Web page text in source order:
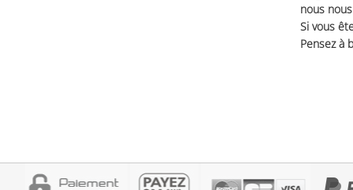
nous
Si vous
Pensez à